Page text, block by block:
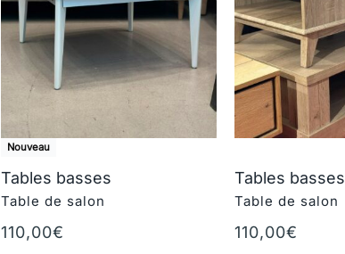
Nouveau
Tables basses
Table de salon
110,00€
Tables basses
Table de salon
110,00€